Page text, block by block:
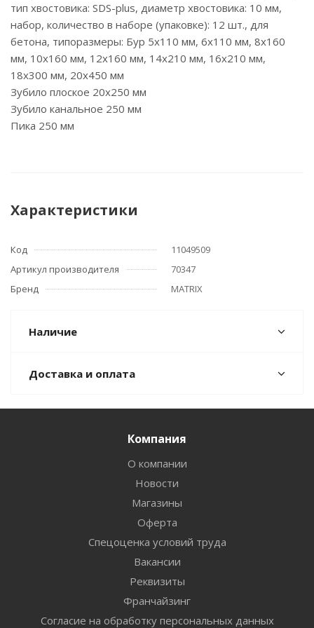
тип хвостовика: SDS-plus, диаметр хвостовика: 10 мм,
набор, количество в наборе (упаковке): 12 шт., для
бетона, типоразмеры: Бур 5х110 мм, 6х110 мм, 8х160
мм, 10х160 мм, 12х160 мм, 14х210 мм, 16х210 мм,
18х300 мм, 20х450 мм
Зубило плоское 20х250 мм
Зубило канальное 250 мм
Пика 250 мм
Характеристики
Код
11049509
Артикул производителя
70347
Бренд
MATRIX
Наличие
Доставка и оплата
Компания
О компании
Новости
Магазины
Оферта
Спецоценка условий труда
Вакансии
Реквизиты
Франчайзинг
Согласие на обработку персональных данных